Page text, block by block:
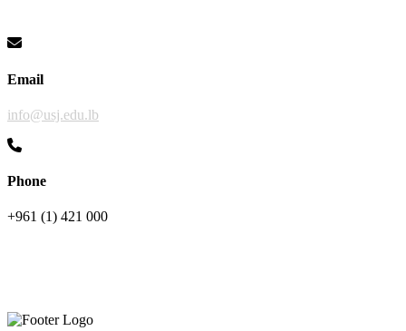
Email
info@usj.edu.lb
Phone
+961 (1) 421 000